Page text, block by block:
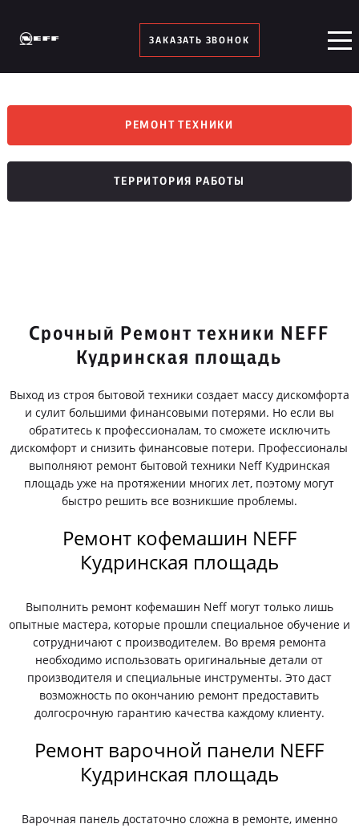
ЗАКАЗАТЬ ЗВОНОК
РЕМОНТ ТЕХНИКИ
ТЕРРИТОРИЯ РАБОТЫ
Срочный Ремонт техники NEFF
Кудринская площадь
Выход из строя бытовой техники создает массу дискомфорта
и сулит большими финансовыми потерями. Но если вы
обратитесь к профессионалам, то сможете исключить
дискомфорт и снизить финансовые потери. Профессионалы
выполняют ремонт бытовой техники Neff Кудринская
площадь уже на протяжении многих лет, поэтому могут
быстро решить все возникшие проблемы.
Ремонт кофемашин NEFF
Кудринская площадь
Выполнить ремонт кофемашин Neff могут только лишь
опытные мастера, которые прошли специальное обучение и
сотрудничают с производителем. Во время ремонта
необходимо использовать оригинальные детали от
производителя и специальные инструменты. Это даст
возможность по окончанию ремонт предоставить
долгосрочную гарантию качества каждому клиенту.
Ремонт варочной панели NEFF
Кудринская площадь
Варочная панель достаточно сложна в ремонте, именно